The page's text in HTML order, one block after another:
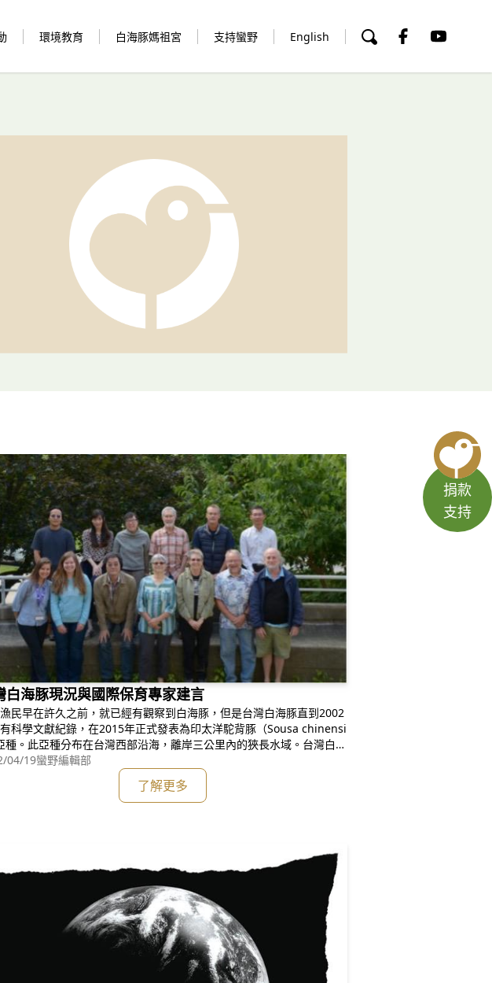
環境教育 白海豚媽祖宮 支持蠻野 English
捐款
支持
白海豚現況與國際保育專家建言
民早在許久之前，就已經有觀察到白海豚，但是台灣白海豚直到2002
科學文獻紀錄，在2015年正式發表為印太洋駝背豚（Sousa chinensi
種。此亞種分布在台灣西部沿海，離岸三公里內的狹長水域。台灣白海
型河口區域以及水深五到八米水域最容易被發現，也曾經於水深一米
現牠們，除了被人工挖深的航道之外，水深超過二十米的水域並不常見
們。台灣白海豚的分布範圍北起桃園大潭，
04/19蠻野編輯部
了解更多